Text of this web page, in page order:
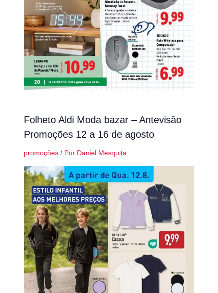
Folheto Aldi Moda bazar – Antevisão
Promoções 12 a 16 de agosto
promoções/ Por Daniel Mesquita